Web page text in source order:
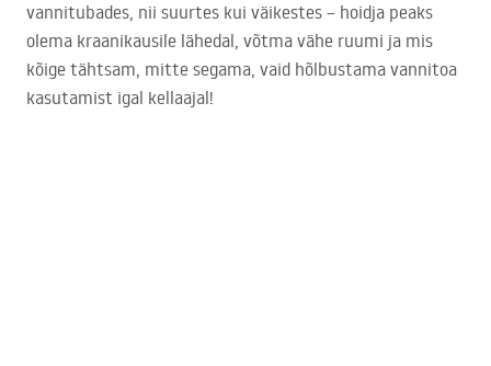
vannitubades, nii suurtes kui väikestes – hoidja peaks
olema kraanikausile lähedal, võtma vähe ruumi ja mis
kõige tähtsam, mitte segama, vaid hõlbustama vannitoa
kasutamist igal kellaajal!